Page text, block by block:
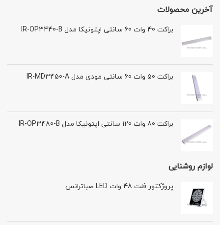
آخرین محصولات
براکت 40 وات 60 سانتی اپتونیکا مدل IR-OP3440-B
براکت 50 وات 60 سانتی مودی مدل IR-MD3450-A
براکت 80 وات 120 سانتی اپتونیکا مدل IR-OP3480-B
لوازم روشنایی
پروژکتور فلت 48 وات LED صباترانس